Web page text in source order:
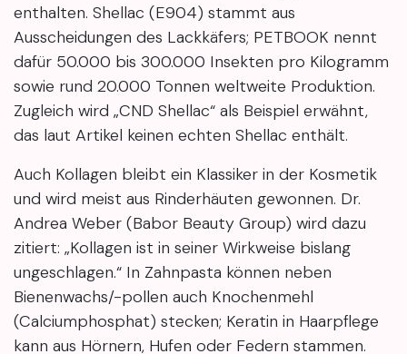
enthalten. Shellac (E904) stammt aus
Ausscheidungen des Lackkäfers; PETBOOK nennt
dafür 50.000 bis 300.000 Insekten pro Kilogramm
sowie rund 20.000 Tonnen weltweite Produktion.
Zugleich wird „CND Shellac“ als Beispiel erwähnt,
das laut Artikel keinen echten Shellac enthält.
Auch Kollagen bleibt ein Klassiker in der Kosmetik
und wird meist aus Rinderhäuten gewonnen. Dr.
Andrea Weber (Babor Beauty Group) wird dazu
zitiert: „Kollagen ist in seiner Wirkweise bislang
ungeschlagen.“ In Zahnpasta können neben
Bienenwachs/-pollen auch Knochenmehl
(Calciumphosphat) stecken; Keratin in Haarpflege
kann aus Hörnern, Hufen oder Federn stammen.